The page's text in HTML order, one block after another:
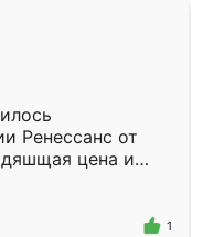
Ренессанс от
цена и
Приехавший
самый
1